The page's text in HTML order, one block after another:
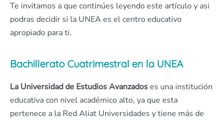
Te invitamos a que continúes leyendo este artículo y asi
podras decidir si la UNEA es el centro educativo
apropiado para ti.
Bachillerato Cuatrimestral en la UNEA
La Universidad de Estudios Avanzadoses una institución
educativa con nivel académico alto, ya que esta
pertenece a la Red Aliat Universidades y tiene más de